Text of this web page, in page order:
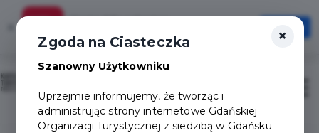
Szybciej, wygodniej, zawsze pod ręką
Otwórz
Sign in / Sign up
×
Zgoda na Ciasteczka
Szanowny Użytkowniku
Uprzejmie informujemy, że tworząc i
administrując strony internetowe Gdańskiej
Organizacji Turystycznej z siedzibą w Gdańsku